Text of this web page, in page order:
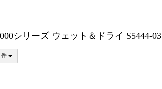
シリーズ ウェット＆ドライ S5444-03
件